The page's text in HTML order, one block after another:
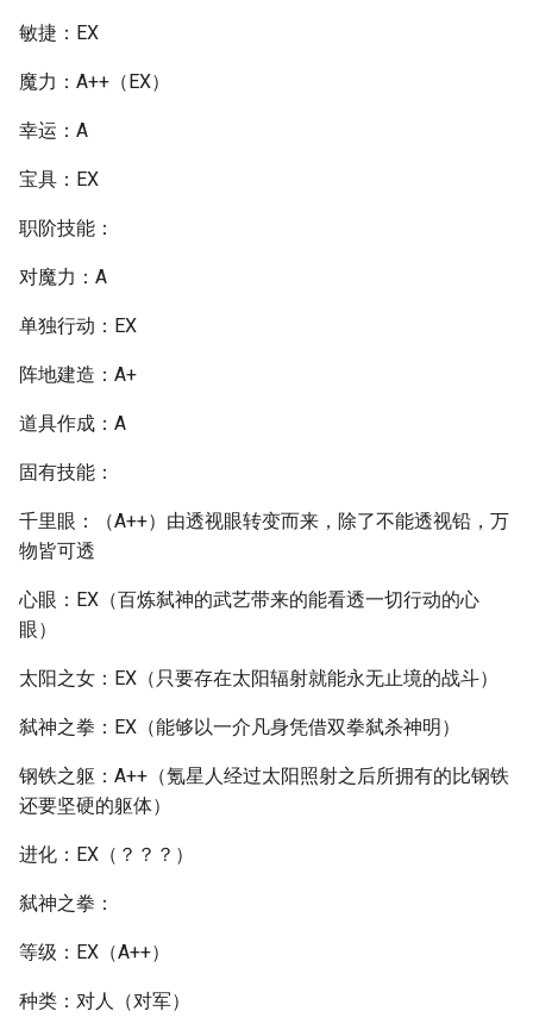
敏捷：EX
魔力：A++（EX）
幸运：A
宝具：EX
职阶技能：
对魔力：A
单独行动：EX
阵地建造：A+
道具作成：A
固有技能：
千里眼：（A++）由透视眼转变而来，除了不能透视铅，万
物皆可透
心眼：EX（百炼弑神的武艺带来的能看透一切行动的心
眼）
太阳之女：EX（只要存在太阳辐射就能永无止境的战斗）
弑神之拳：EX（能够以一介凡身凭借双拳弑杀神明）
钢铁之躯：A++（氪星人经过太阳照射之后所拥有的比钢铁
还要坚硬的躯体）
进化：EX（？？？）
弑神之拳：
等级：EX（A++）
种类：对人（对军）